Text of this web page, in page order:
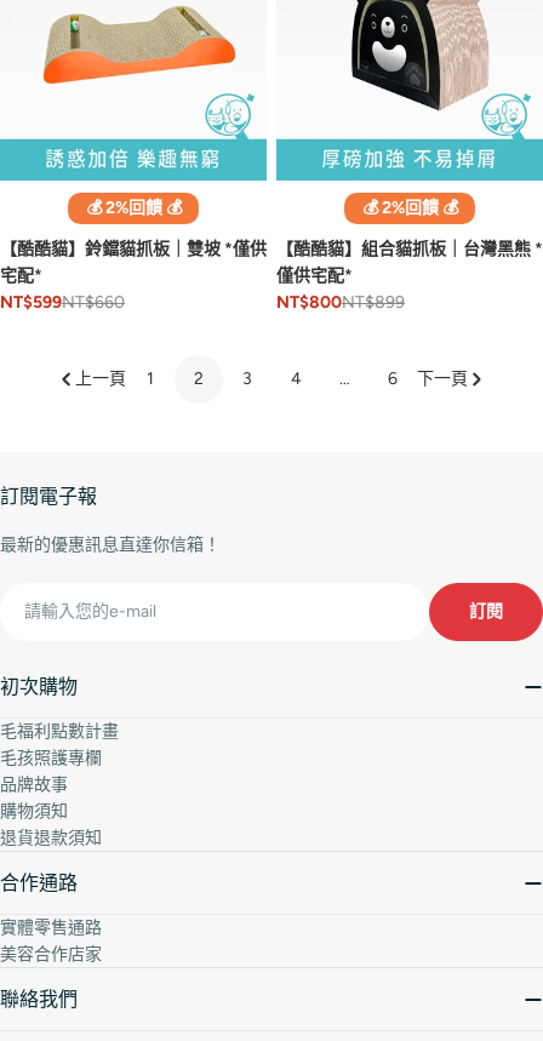
💰 2%回饋 💰
【酷酷貓】鈴鐺貓抓板｜雙坡 *僅供
宅配*
NT$599NT$660
💰 2%回饋 💰
【酷酷貓】組合貓抓板｜台灣黑熊 *
僅供宅配*
NT$800NT$899
上一頁 1 2 3 4 … 6 下一頁
初次購物
毛福利點數計畫
毛孩照護專欄
品牌故事
購物須知
退貨退款須知
合作通路
實體零售通路
美容合作店家
聯絡我們
訂閱電子報
最新的優惠訊息直達你信箱！
訂閱